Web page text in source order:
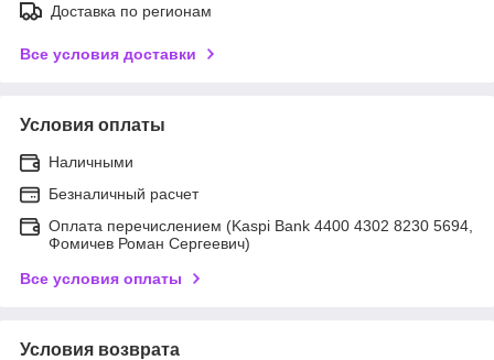
Доставка по регионам
Все условия доставки
Условия оплаты
Наличными
Безналичный расчет
Оплата перечислением (Kaspi Bank 4400 4302 8230 5694,
Фомичев Роман Сергеевич)
Все условия оплаты
Условия возврата